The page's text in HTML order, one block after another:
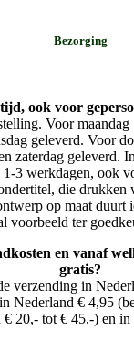
Bezorging
ook voor
Voor maandag
geleverd. Voor
zaterdag geleverd.
3 werkdagen, ook
die
op maat duurt
voorbeeld ter
en vanaf
gratis?
verzending in
Nederland € 4,95
€ 20,- tot € 45,-) en